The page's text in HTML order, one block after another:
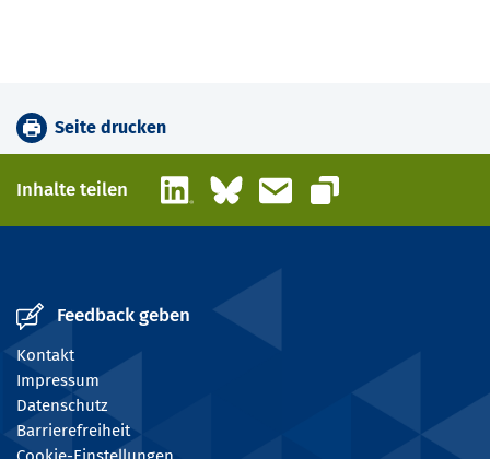
Seite drucken
Inhalte teilen LinkedInBlueskyE-Mail
Link kopieren
Feedback geben
Kontakt
Impressum
Datenschutz
Barrierefreiheit